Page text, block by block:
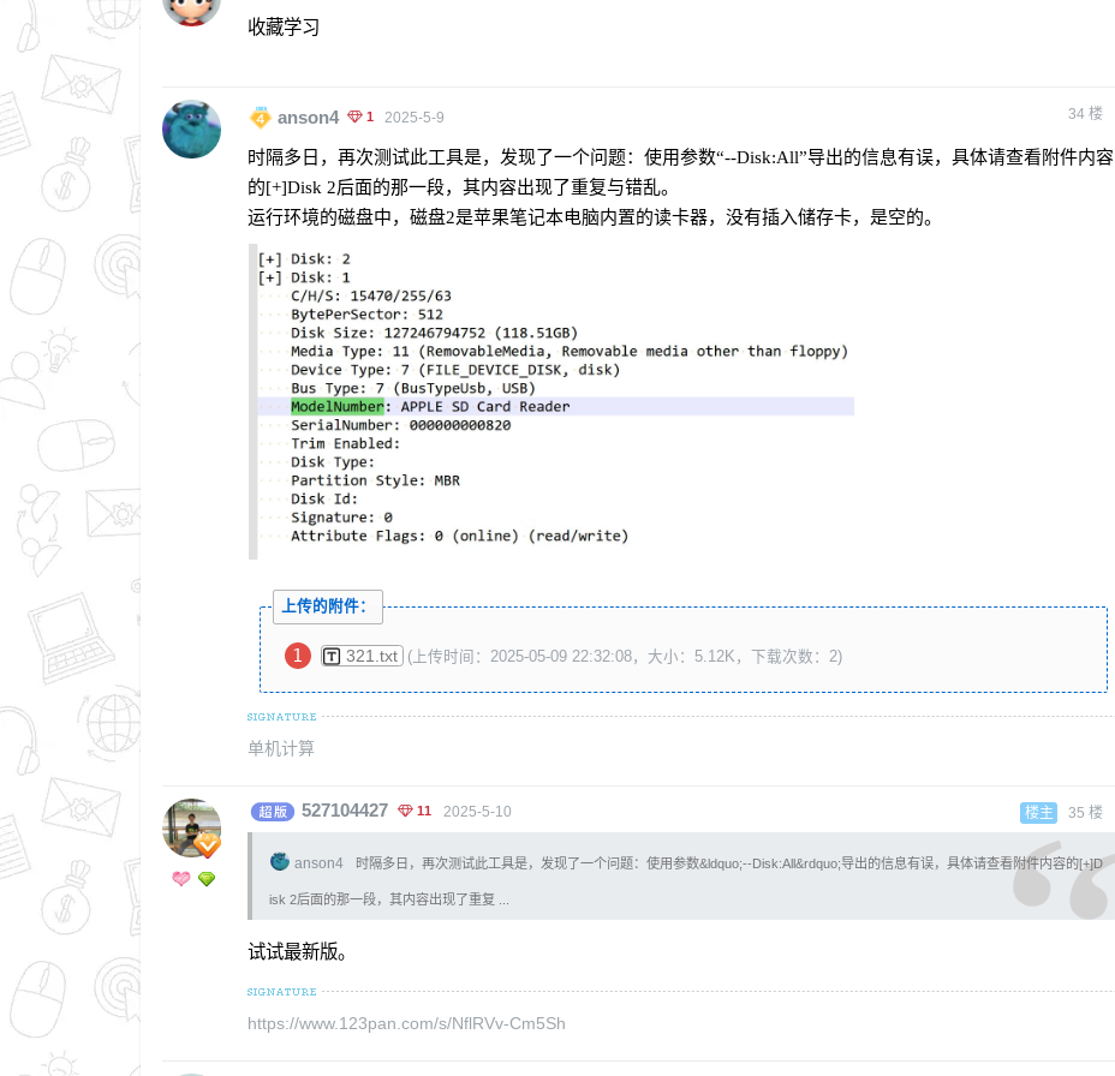
收藏学习
anson4 1 2025-5-9 34 楼
时隔多日，再次测试此工具是，发现了一个问题：使用参数“--Disk:All”导出的信息有误，具体请查看附件内容
的[+]Disk 2后面的那一段，其内容出现了重复与错乱。
运行环境的磁盘中，磁盘2是苹果笔记本电脑内置的读卡器，没有插入储存卡，是空的。
上传的附件：
321.txt (上传时间：2025-05-09 22:32:08，大小：5.12K，下载次数：2)
单机计算
527104427 11 2025-5-10 楼主 35 楼
anson4 时隔多日，再次测试此工具是，发现了一个问题：使用参数&ldquo;--Disk:All&rdquo;导出的信息有误，具体请查看附件内容的[+]D
isk 2后面的那一段，其内容出现了重复 ...
试试最新版。
https://www.123pan.com/s/NflRVv-Cm5Sh